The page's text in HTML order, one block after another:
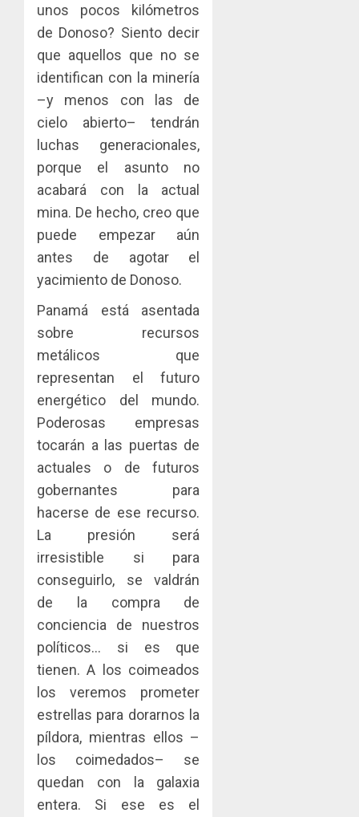
unos pocos kilómetros
de Donoso? Siento decir
que aquellos que no se
identifican con la minería
–y menos con las de
cielo abierto– tendrán
luchas generacionales,
porque el asunto no
acabará con la actual
mina. De hecho, creo que
puede empezar aún
antes de agotar el
yacimiento de Donoso.
Panamá está asentada
sobre recursos
metálicos que
representan el futuro
energético del mundo.
Poderosas empresas
tocarán a las puertas de
actuales o de futuros
gobernantes para
hacerse de ese recurso.
La presión será
irresistible si para
conseguirlo, se valdrán
de la compra de
conciencia de nuestros
políticos… si es que
tienen. A los coimeados
los veremos prometer
estrellas para dorarnos la
píldora, mientras ellos –
los coimedados– se
quedan con la galaxia
entera. Si ese es el